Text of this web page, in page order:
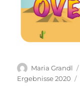
Autor
Maria Grandl
Ergebnisse 2020